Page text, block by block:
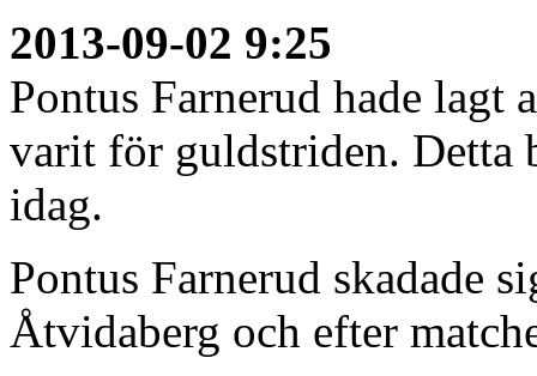
2013-09-02 9:25
Pontus Farnerud hade lagt
varit för guldstriden. Detta
idag.
Pontus Farnerud skadade
Åtvidaberg och efter